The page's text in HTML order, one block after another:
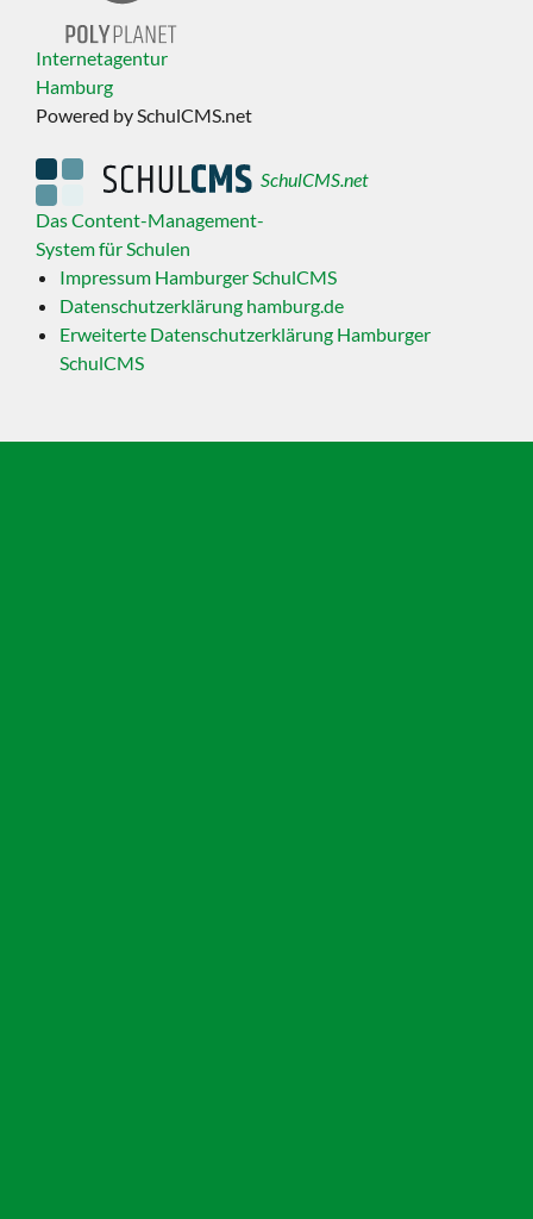
Internetagentur
Hamburg
Powered by SchulCMS.net
SchulCMS.net
Das Content-Management-
System für Schulen
Impressum Hamburger SchulCMS
Datenschutzerklärung hamburg.de
Erweiterte Datenschutzerklärung Hamburger
SchulCMS